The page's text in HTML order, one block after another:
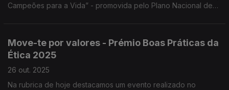
Campeões para a Vida” - promovida pelo Plano Nacional de
Move-te por valores - Prémio Boas Práticas da
Ética 2025
26 out. 2025
Na rubrica de hoje destacamos um evento realizado no